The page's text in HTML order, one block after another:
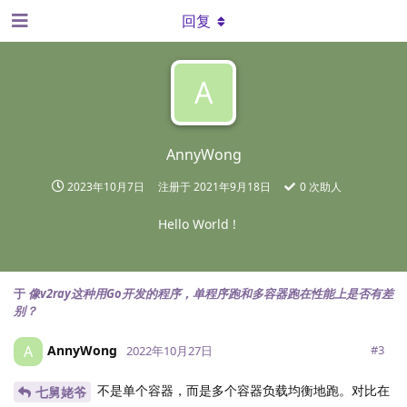
A
AnnyWong
2023年10月7日 注册于2021年9月18日 0 次助人
Hello World !
回复
于 像v2ray这种用Go开发的程序，单程序跑和多容器跑在性能上是否有差
别？
A AnnyWong 2022年10月27日 #3
七舅姥爷
不是单个容器，而是多个容器负载均衡地跑。对比在